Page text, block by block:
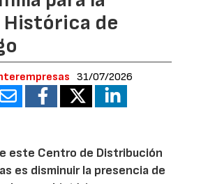
Histórica de
31/07/2026
este Centro de Distribución
es disminuir la presencia de